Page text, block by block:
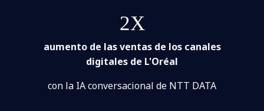
2X
aumento de las ventas de los canales
digitales de L'Oréal
con la IA conversacional de NTT DATA